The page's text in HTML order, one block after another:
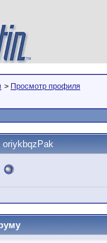
> Просмотр профиля
oriykbqzPak